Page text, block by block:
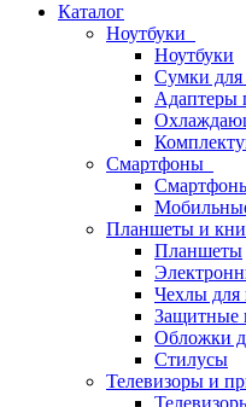
Каталог
Ноутбуки
Ноутбуки
Сумки для
Адаптеры
Смартфоны
Планшеты и
Планшеты
Чехлы для
Защитные
Обложки
Стилусы
Телевизоры и